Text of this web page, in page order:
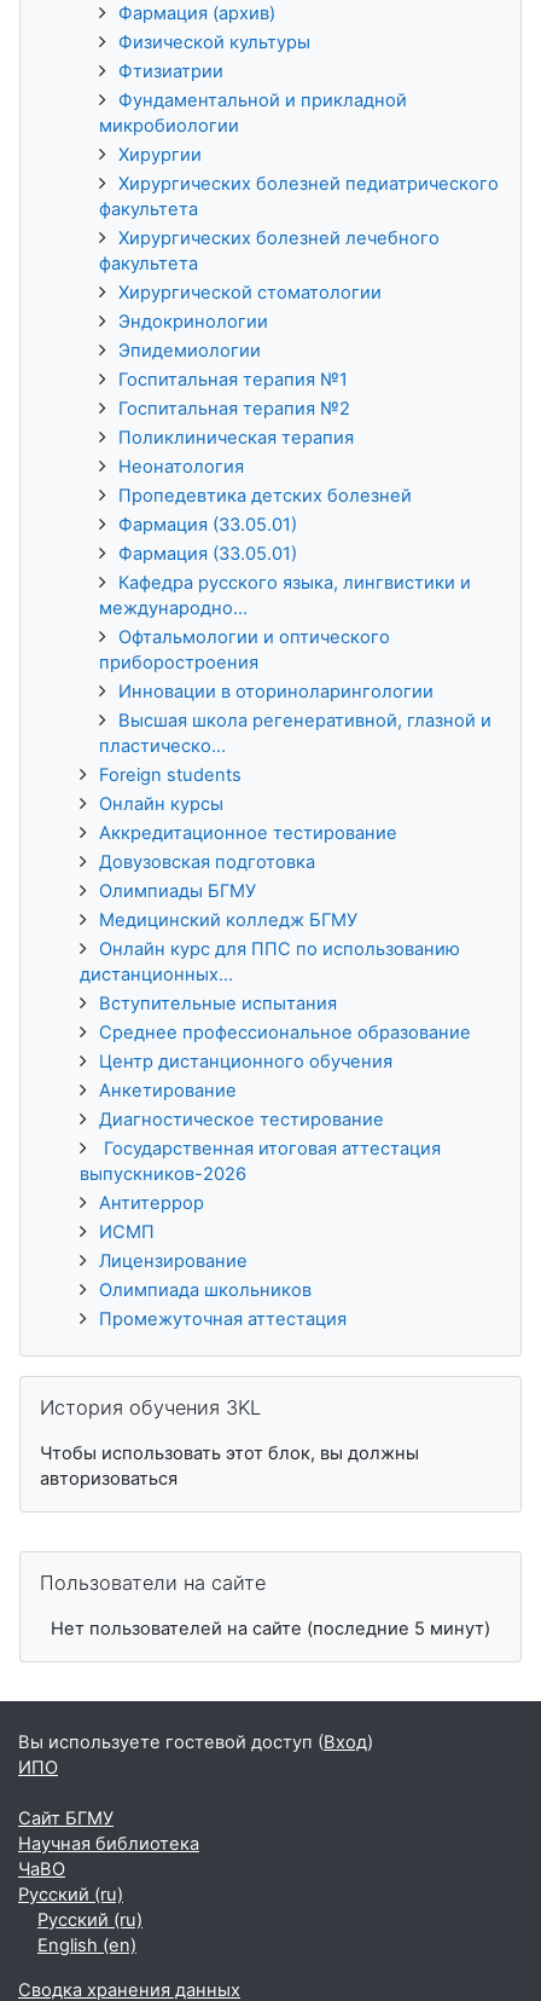
Фармация (архив)
Физической культуры
Фтизиатрии
Фундаментальной и прикладной
микробиологии
Хирургии
Хирургических болезней педиатрического
факультета
Хирургических болезней лечебного
факультета
Хирургической стоматологии
Эндокринологии
Эпидемиологии
Госпитальная терапия №1
Госпитальная терапия №2
Поликлиническая терапия
Неонатология
Пропедевтика детских болезней
Фармация (33.05.01)
Фармация (33.05.01)
Кафедра русского языка, лингвистики и
международно...
Офтальмологии и оптического
приборостроения
Инновации в оториноларингологии
Высшая школа регенеративной, глазной и
пластическо...
Foreign students
Онлайн курсы
Аккредитационное тестирование
Довузовская подготовка
Олимпиады БГМУ
Медицинский колледж БГМУ
Онлайн курс для ППС по использованию
дистанционных...
Вступительные испытания
Среднее профессиональное образование
Центр дистанционного обучения
Анкетирование
Диагностическое тестирование
Государственная итоговая аттестация
выпускников-2026
Антитеррор
ИСМП
Лицензирование
Олимпиада школьников
Промежуточная аттестация
История обучения 3KL
Чтобы использовать этот блок, вы должны
авторизоваться
Пользователи на сайте
Нет пользователей на сайте (последние 5 минут)
Вы используете гостевой доступ (Вход)
ИПО
Сайт БГМУ
Научная библиотека
ЧаВО
Русский ‎(ru)‎
Русский ‎(ru)‎
English ‎(en)‎
Сводка хранения данных